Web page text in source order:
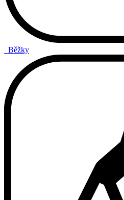
Běžky